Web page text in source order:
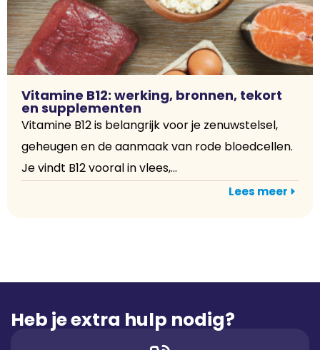
Vitamine B12: werking, bronnen, tekort
en supplementen
Vitamine B12 is belangrijk voor je zenuwstelsel,
geheugen en de aanmaak van rode bloedcellen.
Je vindt B12 vooral in vlees,...
Lees meer
Heb je extra hulp nodig?